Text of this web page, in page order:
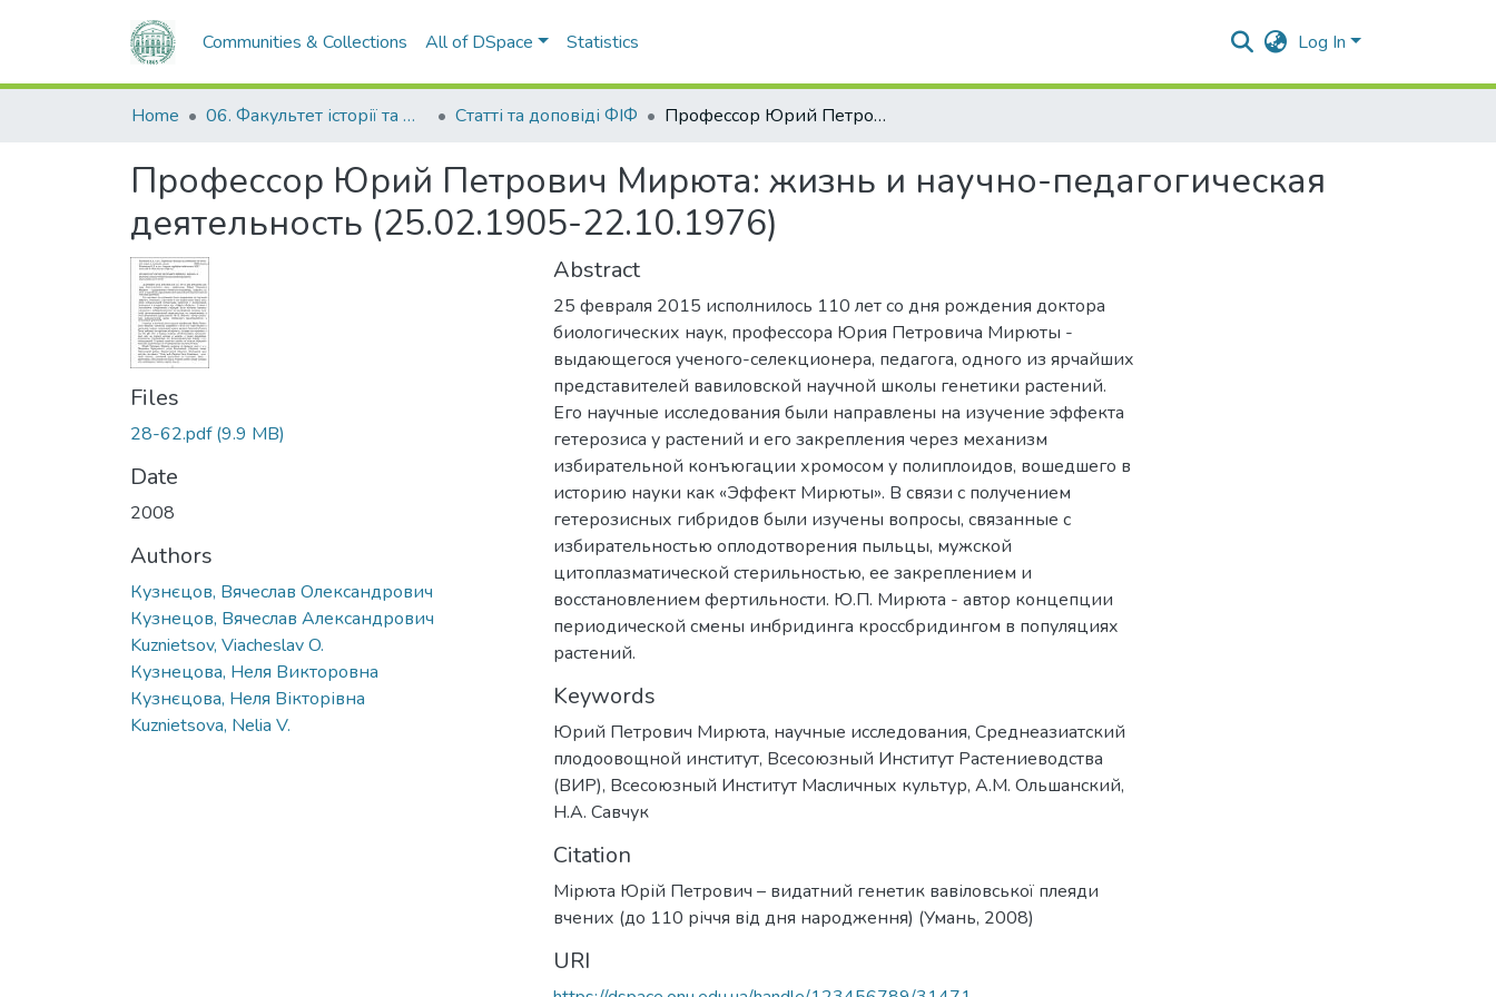
Communities & Collections All of DSpace Statistics Log In
Home 06. Факультет історії та філософії Статті та доповіді ФІФ Профессор Юрий Петрович Мирюта: жизнь и научно-педагогическая деятельность (25.02.1905-22.10.1976)
Профессор Юрий Петрович Мирюта: жизнь и научно-педагогическая
деятельность (25.02.1905-22.10.1976)
Files
28-62.pdf(9.9 MB)
Date
2008
Authors
Кузнєцов, Вячеслав Олександрович
Кузнецов, Вячеслав Александрович
Kuznietsov, Viacheslav O.
Кузнецова, Неля Викторовна
Кузнєцова, Неля Вікторівна
Kuznietsova, Nelia V.
Abstract
25 февраля 2015 исполнилось 110 лет со дня рождения доктора
биологических наук, профессора Юрия Петровича Мирюты -
выдающегося ученого-селекционера, педагога, одного из ярчайших
представителей вавиловской научной школы генетики растений.
Его научные исследования были направлены на изучение эффекта
гетерозиса у растений и его закрепления через механизм
избирательной конъюгации хромосом у полиплоидов, вошедшего в
историю науки как «Эффект Мирюты». В связи с получением
гетерозисных гибридов были изучены вопросы, связанные с
избирательностью оплодотворения пыльцы, мужской
цитоплазматической стерильностью, ее закреплением и
восстановлением фертильности. Ю.П. Мирюта - автор концепции
периодической смены инбридинга кроссбридингом в популяциях
растений.
Keywords
Юрий Петрович Мирюта, научные исследования, Среднеазиатский
плодоовощной институт, Всесоюзный Институт Растениеводства
(ВИР), Всесоюзный Институт Масличных культур, A.M. Ольшанский,
Н.А. Савчук
Citation
Мірюта Юрій Петрович – видатний генетик вавіловської плеяди
вчених (до 110 річчя від дня народження) (Умань, 2008)
URI